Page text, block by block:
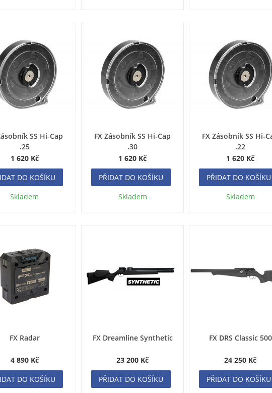
SS Hi-Cap
.25
1 620 Kč
DO KOŠÍKU
Skladem
FX Zásobník SS Hi-Cap
.30
1 620 Kč
PŘIDAT DO KOŠÍKU
Skladem
FX Zásobník SS Hi-
.22
1 620 Kč
PŘIDAT DO KOŠÍKU
Skladem
FX Radar
4 890 Kč
DO KOŠÍKU
FX Dreamline Synthetic
23 200 Kč
PŘIDAT DO KOŠÍKU
FX DRS Classic 500
24 250 Kč
PŘIDAT DO KOŠÍKU